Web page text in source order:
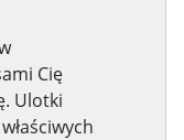
Cię
Ulotki